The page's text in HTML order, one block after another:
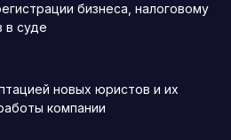
бизнеса, налоговому
в суде
новых юристов и их
компании